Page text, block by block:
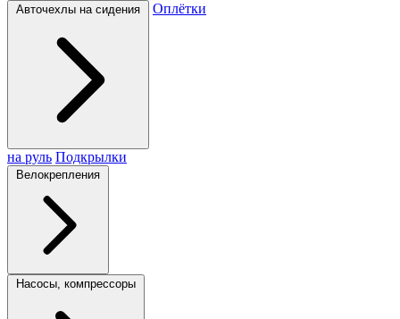
Авточехлы на сидения Оплётки
на руль Подкрылки
Велокрепления
Насосы, компрессоры